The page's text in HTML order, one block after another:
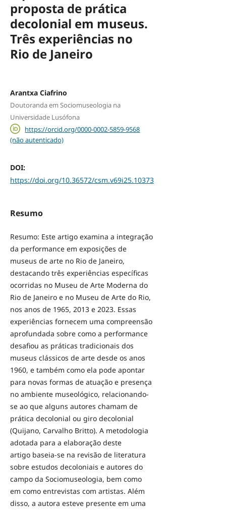
proposta de prática
decolonial em museus.
Três experiências no
Rio de Janeiro
Arantxa Ciafrino
Doutoranda em Sociomuseologia na
Universidade Lusófona
https://orcid.org/0000-0002-5859-9568
(não autenticado)
DOI:
https://doi.org/10.36572/csm.v69i25.10373
Resumo
Resumo: Este artigo examina a integração
da performance em exposições de
museus de arte no Rio de Janeiro,
destacando três experiências específicas
ocorridas no Museu de Arte Moderna do
Rio de Janeiro e no Museu de Arte do Rio,
nos anos de 1965, 2013 e 2023. Essas
experiências fornecem uma compreensão
aprofundada sobre como a performance
desafiou as práticas tradicionais dos
museus clássicos de arte desde os anos
1960, e também como ela pode apontar
para novas formas de atuação e presença
no ambiente museológico, relacionando-
se ao que alguns autores chamam de
prática decolonial ou giro decolonial
(Quijano, Carvalho Britto). A metodologia
adotada para a elaboração deste
artigo baseia-se na revisão de literatura
sobre estudos decoloniais e autores do
campo da Sociomuseologia, bem como
em como entrevistas com artistas. Além
disso, a autora esteve presente em uma